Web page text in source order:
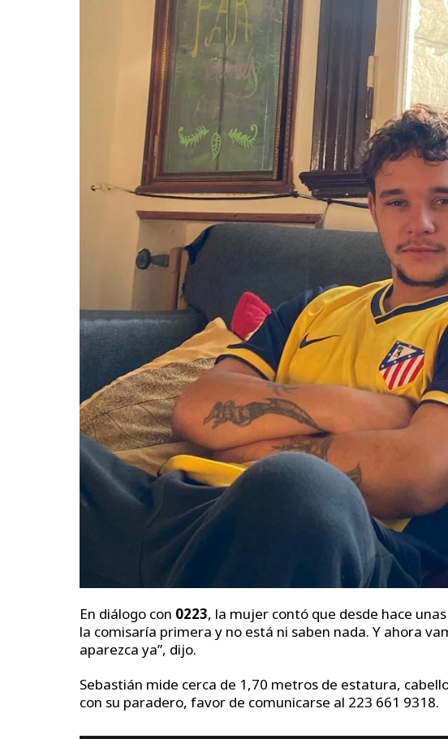
En diálogo con 0223, la mujer contó que desde hace
la comisaría primera y no está ni saben nada. Y ahora
aparezca ya”, dijo.
Sebastián mide cerca de 1,70 metros de estatura,
con su paradero, favor de comunicarse al 223 661 9318.